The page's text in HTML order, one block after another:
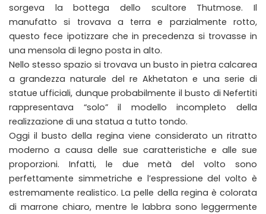
sorgeva la bottega dello scultore Thutmose. Il
manufatto si trovava a terra e parzialmente rotto,
questo fece ipotizzare che in precedenza si trovasse in
una mensola di legno posta in alto.
Nello stesso spazio si trovava un busto in pietra calcarea
a grandezza naturale del re Akhetaton e una serie di
statue ufficiali, dunque probabilmente il busto di Nefertiti
rappresentava “solo” il modello incompleto della
realizzazione di una statua a tutto tondo.
Oggi il busto della regina viene considerato un ritratto
moderno a causa delle sue caratteristiche e alle sue
proporzioni. Infatti, le due metà del volto sono
perfettamente simmetriche e l’espressione del volto è
estremamente realistico. La pelle della regina è colorata
di marrone chiaro, mentre le labbra sono leggermente